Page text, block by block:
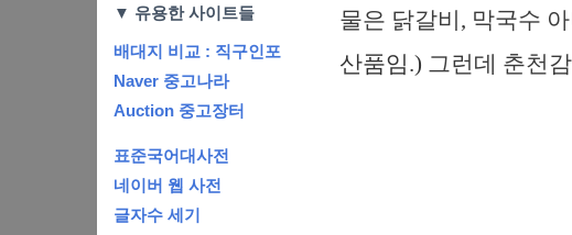
물은 닭갈비, 막국수
산품임.) 그런데 춘천
▼ 유용한 사이트들
배대지 비교 : 직구인포
Naver 중고나라
Auction 중고장터
표준국어대사전
네이버 웹 사전
글자수 세기